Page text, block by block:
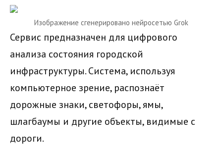
Изображение сгенерировано нейросетью Grok
Сервис предназначен для цифрового
анализа состояния городской
инфраструктуры. Система, используя
компьютерное зрение, распознаёт
дорожные знаки, светофоры, ямы,
шлагбаумы и другие объекты, видимые с
дороги.